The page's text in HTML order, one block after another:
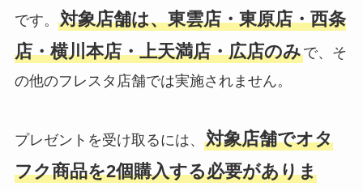
です。 対象店舗は、東雲店・東原店・西条
店・横川本店・上天満店・広店のみで、そ
の他のフレスタ店舗では実施されません。
プレゼントを受け取るには、 対象店舗でオタ
フク商品を2個購入する必要がありま